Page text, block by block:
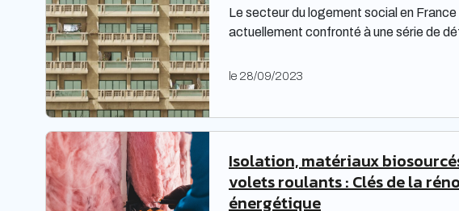
Le secteur du logement social en France
actuellement confronté à une série de
Les bailleurs sociaux doivent non
étude prospective réalisée par la
le 28/09/2023
Isolation, matériaux
volets roulants : Clés de la
énergétique